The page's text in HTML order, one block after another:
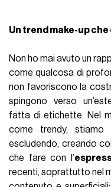
Un trend make-up che
Non ho mai avuto un
come qualcosa di
non favoriscono la
spingono verso
fatta di etichette. Nel
come trendy, stiamo
escludendo, creando
che fare con l’
recenti, soprattutto nel